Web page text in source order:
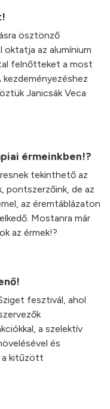
ösztönző
oktatja az alumínium
felnőtteket a most
kezdeményezéshez
Janicsák Veca
érmeinkben!?
tekinthető az
pontszerzőink, de az
az éremtáblázaton
Mostanra már
az érmek!?
fesztivál, ahol
a szelektív
és
a kitűzött